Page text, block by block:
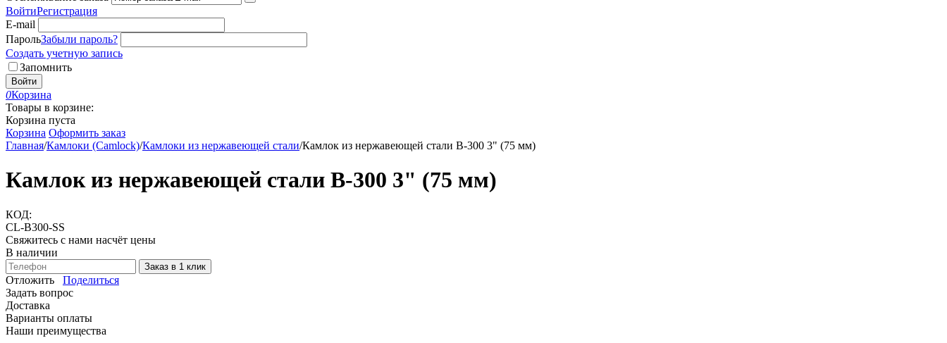
ВойтиРегистрация
E-mail
ПарольЗабыли пароль?
Создать учетную запись
Запомнить
Войти
0Корзина
Товары в корзине:
Корзина пуста
Корзина Оформить заказ
Главная/Камлоки (Camlock)/Камлоки из нержавеющей стали/Камлок из нержавеющей стали B-300 3" (75 мм)
Камлок из нержавеющей стали B-300 3" (75 мм)
КОД:
CL-B300-SS
Свяжитесь с нами насчёт цены
В наличии
Заказ в 1 клик
Отложить
Поделиться
Задать вопрос
Доставка
Варианты оплаты
Наши преимущества